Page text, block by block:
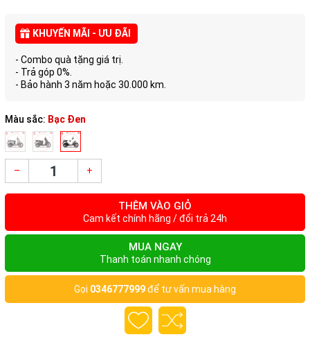
KHUYẾN MÃI - ƯU ĐÃI
- Combo quà tặng giá trị.
- Trả góp 0%.
- Bảo hành 3 năm hoặc 30.000 km.
Màu sắc: Bạc Đen
– +
THÊM VÀO GIỎ
Cam kết chính hãng / đổi trả 24h
MUA NGAY
Thanh toán nhanh chóng
Gọi 0346777999để tư vấn mua hàng